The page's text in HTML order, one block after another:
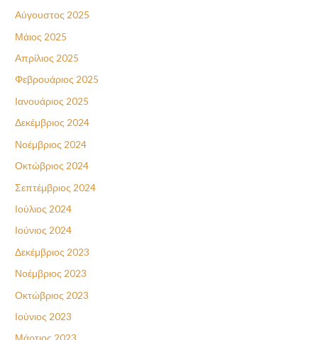
Αύγουστος 2025
Μάιος 2025
Απρίλιος 2025
Φεβρουάριος 2025
Ιανουάριος 2025
Δεκέμβριος 2024
Νοέμβριος 2024
Οκτώβριος 2024
Σεπτέμβριος 2024
Ιούλιος 2024
Ιούνιος 2024
Δεκέμβριος 2023
Νοέμβριος 2023
Οκτώβριος 2023
Ιούνιος 2023